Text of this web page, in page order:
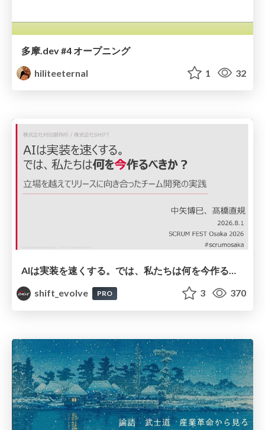
多摩.dev #4 オープニング
hiliteeternal
1 32
AIは実装を速くする。では、私たちは何を今作るべきか？－立場を越えてリリースに向き合ったチーム開発の実践 / 20260801 Hiromi Nakaya and Naoki Takahashi
shift_evolve
PRO 3 370